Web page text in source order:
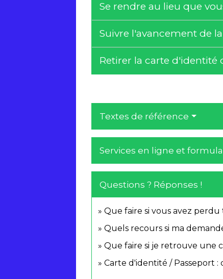
Se rendre au lieu que
Suivre l'avancement de
Retirer la carte d'identité
Textes de référence
Services en ligne et
Questions ? Réponses !
Que faire si vous avez
Quels recours si ma
Que faire si je retrouve une
Carte d'identité / Passeport